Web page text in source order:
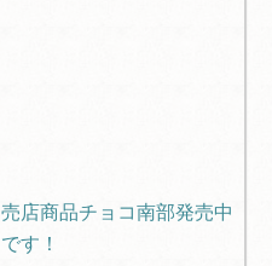
売店商品チョコ南部発売中
です！